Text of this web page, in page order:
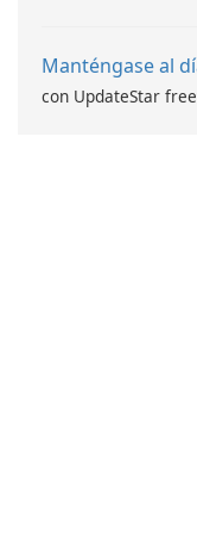
Manténgase al
con UpdateStar